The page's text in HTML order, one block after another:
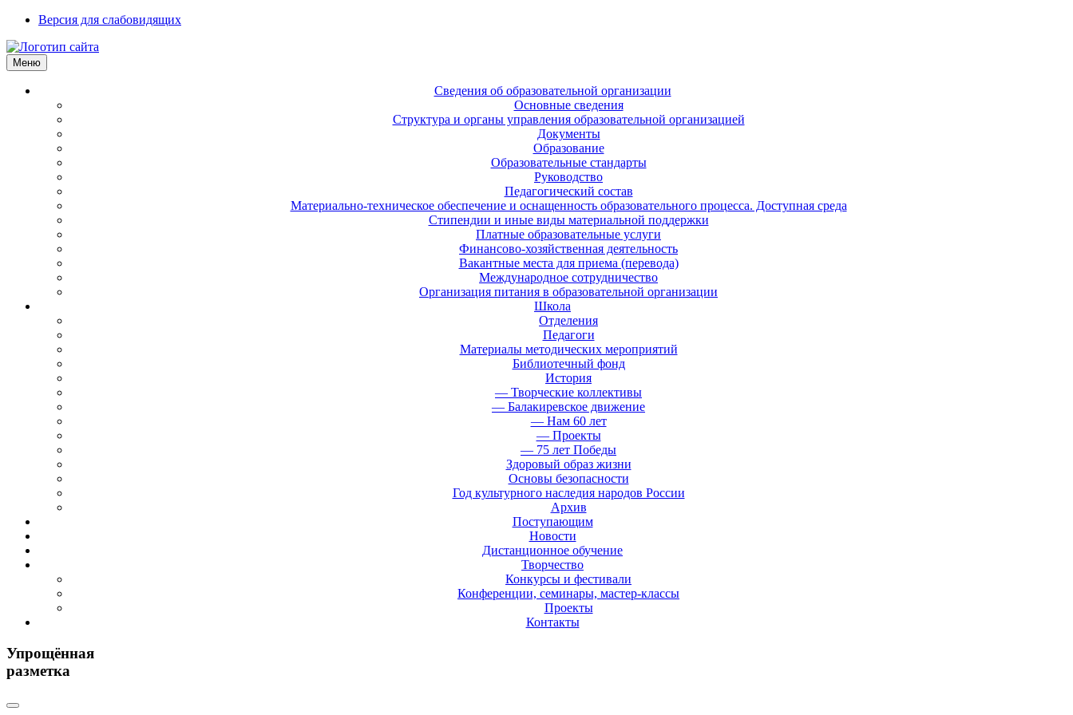
Версия для слабовидящих
Меню
Сведения об образовательной организации
Основные сведения
Структура и органы управления образовательной организацией
Документы
Образование
Образовательные стандарты
Руководство
Педагогический состав
Материально-техническое обеспечение и оснащенность образовательного процесса. Доступная среда
Стипендии и иные виды материальной поддержки
Платные образовательные услуги
Финансово-хозяйственная деятельность
Вакантные места для приема (перевода)
Международное сотрудничество
Организация питания в образовательной организации
Школа
Отделения
Педагоги
Материалы методических мероприятий
Библиотечный фонд
История
— Творческие коллективы
— Балакиревское движение
— Нам 60 лет
— Проекты
— 75 лет Победы
Здоровый образ жизни
Основы безопасности
Год культурного наследия народов России
Архив
Поступающим
Новости
Дистанционное обучение
Творчество
Конкурсы и фестивали
Конференции, семинары, мастер-классы
Проекты
Контакты
Упрощённая
разметка